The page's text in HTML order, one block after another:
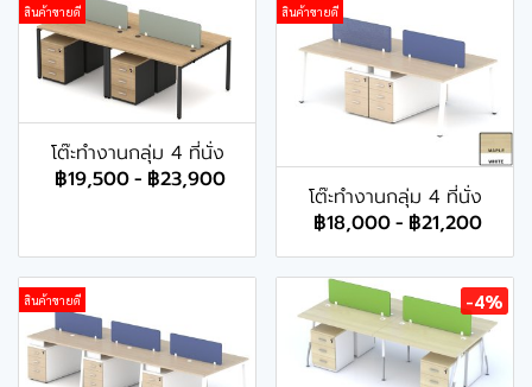
สินค้าขายดี
โต๊ะทำงานกลุ่ม 4 ที่นั่ง
฿19,500- ฿23,900
สินค้าขายดี
โต๊ะทำงานกลุ่ม 4 ที่นั่ง
฿18,000- ฿21,200
สินค้าขายดี -4%